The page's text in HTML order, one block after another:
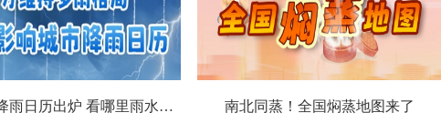
北方城市降雨日历出炉 看哪里雨水超长待机 南北同蒸！全国焖蒸地图来了